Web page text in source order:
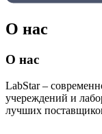
О нас
О нас
LabStar –
учереждений и
лучших